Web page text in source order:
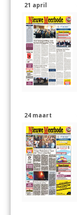
21 april
24 maart